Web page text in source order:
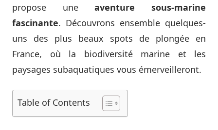
propose uneaventure sous-marine
fascinante. Découvrons ensemble quelques-
uns des plus beaux spots de plongée en
France, où la biodiversité marine et les
paysages subaquatiques vous émerveilleront.
Table of Contents